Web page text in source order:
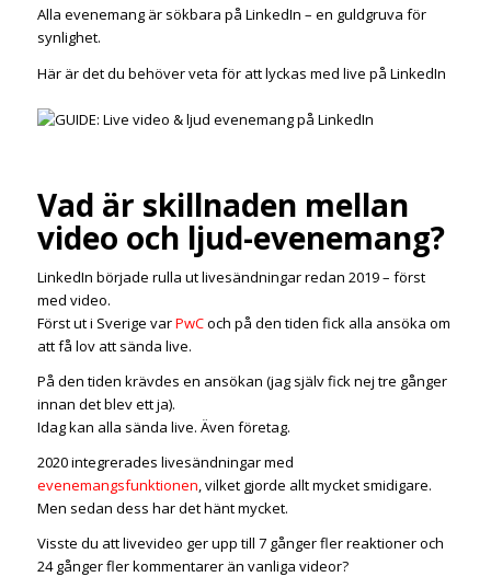
Alla evenemang är sökbara på LinkedIn – en guldgruva för
synlighet.
Här är det du behöver veta för att lyckas med live på LinkedIn
Vad är skillnaden mellan
video och ljud-evenemang?
LinkedIn började rulla ut livesändningar redan 2019 – först
med video.
Först ut i Sverige varPwCoch på den tiden fick alla ansöka om
att få lov att sända live.
På den tiden krävdes en ansökan (jag själv fick nej tre gånger
innan det blev ett ja).
Idag kan alla sända live. Även företag.
2020 integrerades livesändningar med
evenemangsfunktionen, vilket gjorde allt mycket smidigare.
Men sedan dess har det hänt mycket.
Visste du att livevideo ger upp till 7 gånger fler reaktioner och
24 gånger fler kommentarer än vanliga videor?